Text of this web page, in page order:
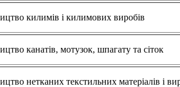
килимів і килимових виробів
канатів, мотузок, шпагату та сіток
нетканих текстильних матеріалів і